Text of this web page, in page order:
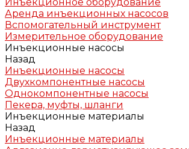
Аренда инъекционных насосов
Вспомогательный инструмент
Измерительное оборудование
Инъекционные насосы
Назад
Инъекционные насосы
Двухкомпонентные насосы
Однокомпонентные насосы
Пекера, муфты, шланги
Инъекционные материалы
Назад
Инъекционные материалы